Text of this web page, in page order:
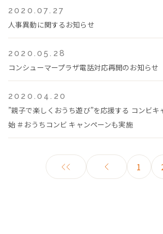
2020.07.27
人事異動に関するお知らせ
2020.05.28
コンシューマープラザ電話対応再開のお知らせ
2020.04.20
”親子で楽しくおうち遊び”を応援する コンビ
始 ＃おうちコンビ キャンペーンも実施
1